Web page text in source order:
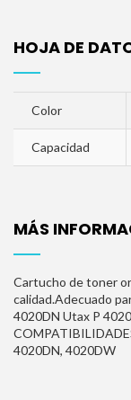
HOJA DE
Color
Capacidad
MÁS
Cartucho de toner
calidad.Adecuado
4020DN Utax P
4020DN, 4020DW